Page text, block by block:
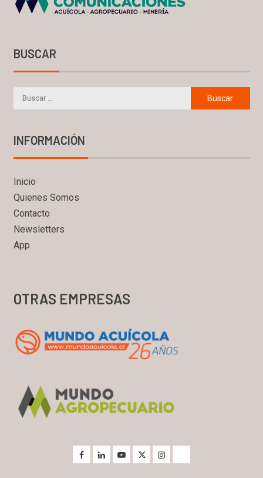
BUSCAR
INFORMACIÓN
Inicio
Quienes Somos
Contacto
Newsletters
App
OTRAS EMPRESAS